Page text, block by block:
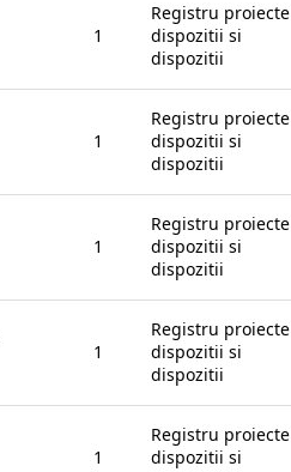
1
Registru proiecte
dispozitii si
dispozitii
1
Registru proiecte
dispozitii si
dispozitii
1
Registru proiecte
dispozitii si
dispozitii
1
Registru proiecte
dispozitii si
dispozitii
1
Registru proiecte
dispozitii si